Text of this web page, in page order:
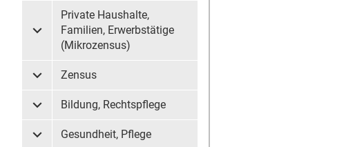
Untermenü Private Haushalte, Familien, Erwerbstätige (Mikrozensus)
Private Haushalte,
Familien, Erwerbstätige
(Mikrozensus)
Untermenü Zensus
Zensus
Untermenü Bildung, Rechtspflege
Bildung, Rechtspflege
Untermenü Gesundheit, Pflege
Gesundheit, Pflege